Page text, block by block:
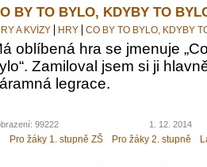
BY TO BYLO, KDYBY TO
A KVÍZY HRY CO BY TO BYLO, KDYBY
oblíbená hra se jmenuje
Zamiloval jsem si ji
legrace.
99222 1. 12. 2014
Pro žáky 1. stupně ZŠ Pro žáky 2. stupně